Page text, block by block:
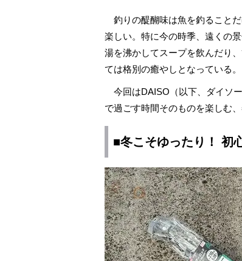
釣りの醍醐味は魚を釣ること
楽しい。特に今の時季、遠くの
湯を沸かしてスープを飲んだり
ては格別の癒やしとなっている。
今回はDAISO（以下、ダイソ
で過ごす時間そのものを楽しむ
■冬こそゆったり！ 初